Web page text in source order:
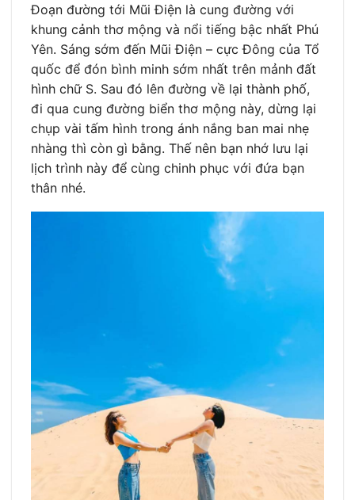
Đoạn đường tới Mũi Điện là cung đường với
khung cảnh thơ mộng và nổi tiếng bậc nhất Phú
Yên. Sáng sớm đến Mũi Điện – cực Đông của Tổ
quốc để đón bình minh sớm nhất trên mảnh đất
hình chữ S. Sau đó lên đường về lại thành phố,
đi qua cung đường biển thơ mộng này, dừng lại
chụp vài tấm hình trong ánh nắng ban mai nhẹ
nhàng thì còn gì bằng. Thế nên bạn nhớ lưu lại
lịch trình này để cùng chinh phục với đứa bạn
thân nhé.